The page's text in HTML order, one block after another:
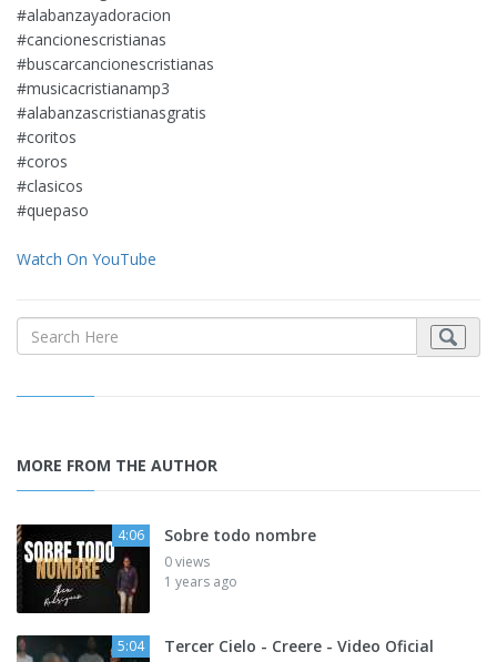
#alabanzayadoracion​
#cancionescristianas​
#buscarcancionescristianas​
#musicacristianamp3​
#alabanzascristianasgratis​
#coritos​
#coros​
#clasicos
#quepaso
Watch On YouTube
MORE FROM THE AUTHOR
4:06 Sobre todo nombre
0 views
1 years ago
5:04 Tercer Cielo - Creere - Video Oficial